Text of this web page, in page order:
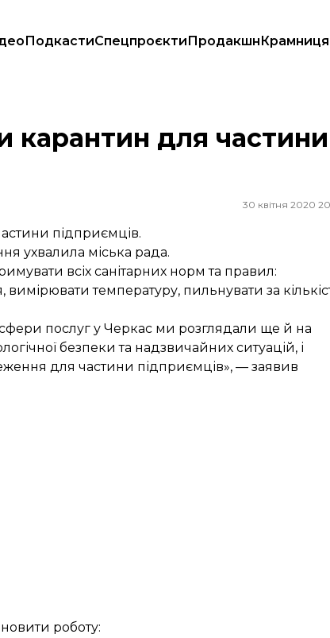
ПодкастиСпецпроєктиПродакшнКрамниця
карантин для частини
30 квітня 2020
підприємців.
ухвалила міська рада.
всіх санітарних норм та правил:
температуру, пильнувати за
сфери послуг у Черкас ми розглядали ще й на
безпеки та надзвичайних ситуацій, і
для частини підприємців», — заявив
роботу: